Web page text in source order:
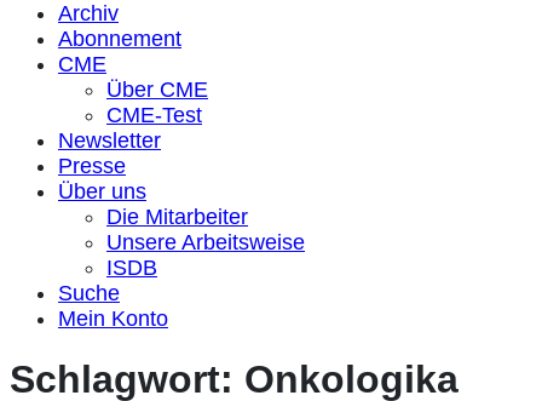
Archiv
Abonnement
CME
Über CME
CME-Test
Newsletter
Presse
Über uns
Die Mitarbeiter
Unsere Arbeitsweise
ISDB
Suche
Mein Konto
Schlagwort: Onkologika